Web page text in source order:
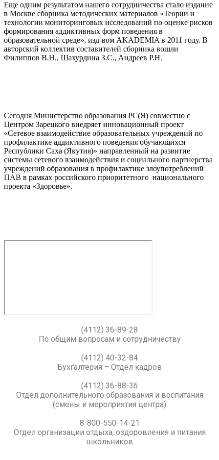
Еще одним результатом нашего сотрудничества стало издание
в Москве сборника методических материалов «Теории и
технологии мониторинговых исследований по оценке рисков
формирования аддиктивных форм поведения в
образовательной среде», изд-вом AKADEMIA в 2011 году. В
авторский коллектив составителей сборника вошли
Филиппов В.Н., Шахурдина З.С., Андреев Р.Н.
Сегодня Министерство образования РС(Я) совместно с
Центром Зарецкого внедряет инновационный проект
«Сетевое взаимодействие образовательных учреждений по
профилактике аддиктивного поведения обучающихся
Республики Саха (Якутия)» направленный на развитие
системы сетевого взаимодействия и социального партнерства
учреждений образования в профилактике злоупотреблений
ПАВ в рамках российского приоритетного национального
проекта «Здоровье».
(4112) 36-89-28
По общим вопросам и сотрудничеству
(4112) 40-32-84
Бухгалтерия – Отдел кадров
(4112) 36-88-36
Отдел дополнительного образования и воспитания
(смены и мероприятия центра)
8-800-550-14-21
Отдел организации отдыха, оздоровления и питания
школьников